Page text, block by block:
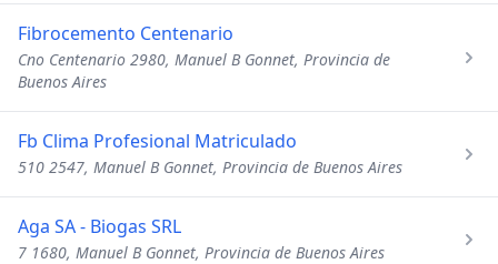
Fibrocemento Centenario
Cno Centenario 2980, Manuel B Gonnet, Provincia de
Buenos Aires
Fb Clima Profesional Matriculado
510 2547, Manuel B Gonnet, Provincia de Buenos Aires
Aga SA - Biogas SRL
7 1680, Manuel B Gonnet, Provincia de Buenos Aires